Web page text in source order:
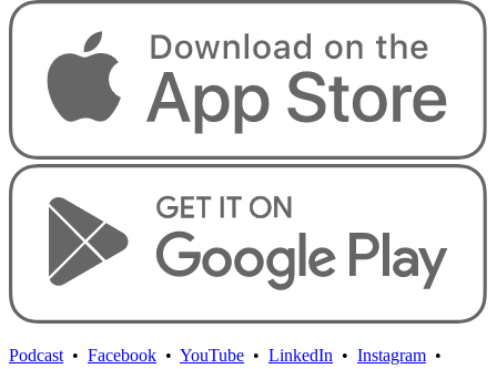
Podcast • Facebook • YouTube • LinkedIn • Instagram •